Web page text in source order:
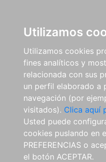
Utilizamos
Utilizamos cookies
fines analíticos y
relacionada con sus
un perfil elaborado a
navegación (por
visitados). Clica aquí
Usted puede
cookies puslando en
PREFERENCIAS o
el botón ACEPTAR.